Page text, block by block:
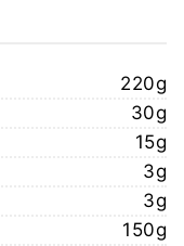
220g
30g
15g
3g
3g
150g